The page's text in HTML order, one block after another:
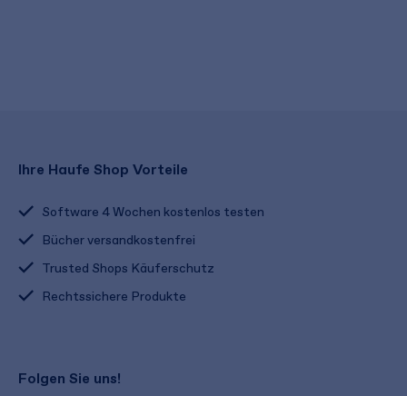
Ihre Haufe Shop Vorteile
Software 4 Wochen kostenlos testen
Bücher versandkostenfrei
Trusted Shops Käuferschutz
Rechtssichere Produkte
Folgen Sie uns!